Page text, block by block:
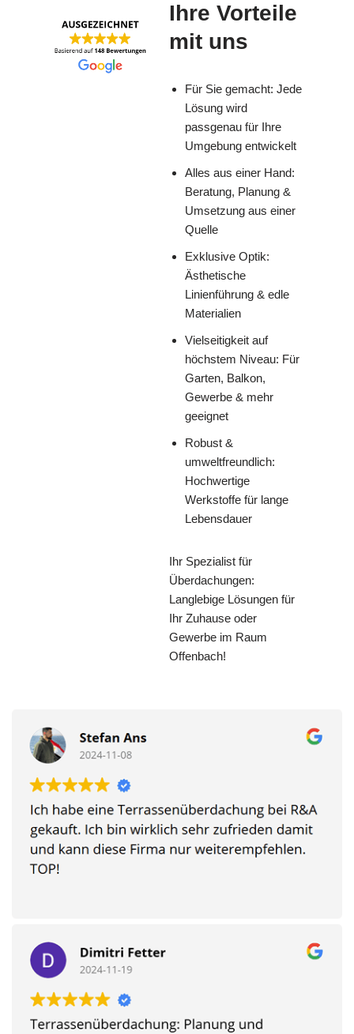
Ihre Vorteile
mit uns
Für Sie gemacht: Jede
Lösung wird
passgenau für Ihre
Umgebung entwickelt
Alles aus einer Hand:
Beratung, Planung &
Umsetzung aus einer
Quelle
Exklusive Optik:
Ästhetische
Linienführung & edle
Materialien
Vielseitigkeit auf
höchstem Niveau: Für
Garten, Balkon,
Gewerbe & mehr
geeignet
Robust &
umweltfreundlich:
Hochwertige
Werkstoffe für lange
Lebensdauer
Ihr Spezialist für
Überdachungen:
Langlebige Lösungen für
Ihr Zuhause oder
Gewerbe im Raum
Offenbach!